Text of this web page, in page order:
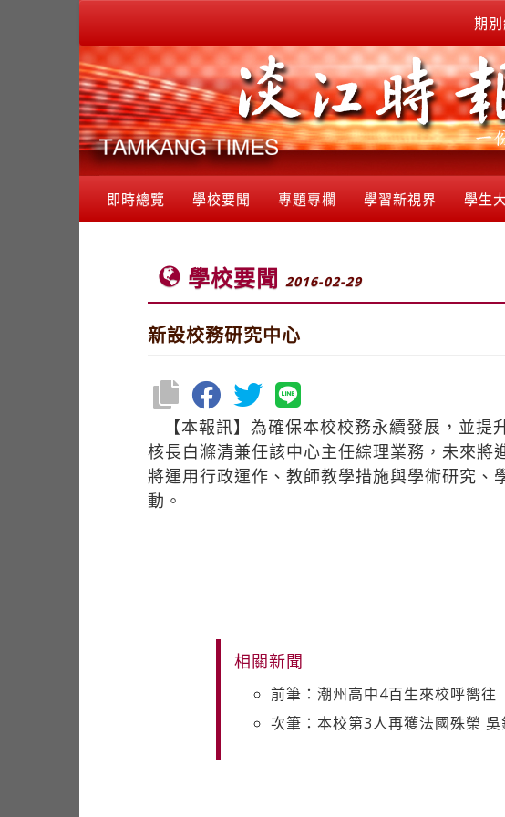
期別
即時總覽 學校要聞 專題專欄 學習新視界 學生
學校要聞 2016-02-29
新設校務研究中心
【本報訊】為確保本校校務永續發展，並
核長白滌清兼任該中心主任綜理業務，未來將
將運用行政運作、教師教學措施與學術研究
動。
相關新聞
前筆：潮州高中4百生來校呼嚮往
次筆：本校第3人再獲法國殊榮